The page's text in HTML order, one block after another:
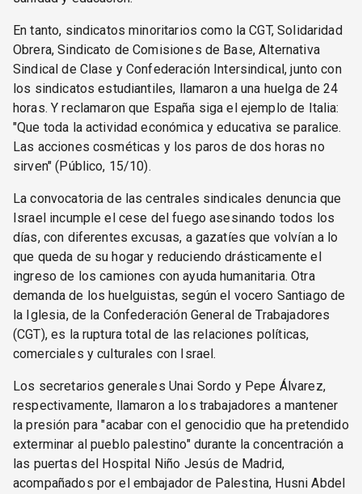
En tanto, sindicatos minoritarios como la CGT, Solidaridad
Obrera, Sindicato de Comisiones de Base, Alternativa
Sindical de Clase y Confederación Intersindical, junto con
los sindicatos estudiantiles, llamaron a una huelga de 24
horas. Y reclamaron que España siga el ejemplo de Italia:
"Que toda la actividad económica y educativa se paralice.
Las acciones cosméticas y los paros de dos horas no
sirven" (Público, 15/10).
La convocatoria de las centrales sindicales denuncia que
Israel incumple el cese del fuego asesinando todos los
días, con diferentes excusas, a gazatíes que volvían a lo
que queda de su hogar y reduciendo drásticamente el
ingreso de los camiones con ayuda humanitaria. Otra
demanda de los huelguistas, según el vocero Santiago de
la Iglesia, de la Confederación General de Trabajadores
(CGT), es la ruptura total de las relaciones políticas,
comerciales y culturales con Israel.
Los secretarios generales Unai Sordo y Pepe Álvarez,
respectivamente, llamaron a los trabajadores a mantener
la presión para "acabar con el genocidio que ha pretendido
exterminar al pueblo palestino" durante la concentración a
las puertas del Hospital Niño Jesús de Madrid,
acompañados por el embajador de Palestina, Husni Abdel